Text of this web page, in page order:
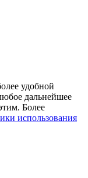
удобной
дальнейшее
Более
использования